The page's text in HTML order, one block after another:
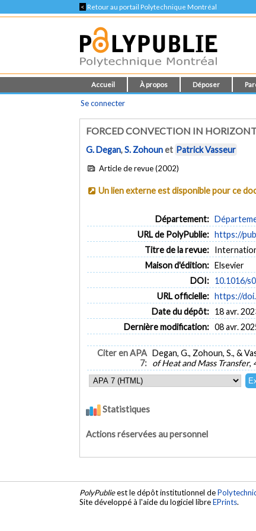
< Retour au portail Polytechnique Montréal
Accueil À propos Déposer
Se connecter
FORCED CONVECTION IN
G. Degan,S. Zohounet Patrick Vasseur
Article de revue (2002)
Un lien externe est disponible pour ce
Département:
URL de PolyPublie: https://
Titre de la revue:
Maison d'édition: Elsevier
DOI: 10.1016/
URL officielle: https://
Date du dépôt: 18 avr.
Dernière modification: 08 avr.
Citer en APA
7:
Degan, G., Zohoun, S., &
of Heat and Mass Transfer,
Statistiques
Actions réservées au personnel
PolyPublieest le dépôt institutionnel de
Site développé à l'aide du logiciel libreEPrints.